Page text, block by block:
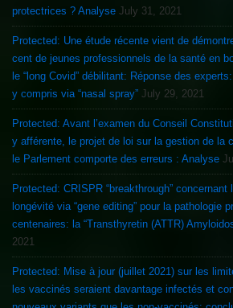
protectrices ? Analyse July 31, 2021
Protected: Une étude récente vient de
cent de jeunes professionnels de la santé en
le “long Covid” débilitant: Réponse des
y compris via “nasal spray” July 29, 2021
Protected: Avant l’examen du Conseil
y afférente, le projet de loi sur la gestion de la
le Parlement comporte des erreurs : Analyse
Protected: CRISPR “breakthrough”
longévité via “gene editing” pour la pathologie
centenaires: la “Transthyretin (ATTR)
2021
Protected: Mise à jour (juillet 2021) sur les
les vaccinés seraient davantage infectés et